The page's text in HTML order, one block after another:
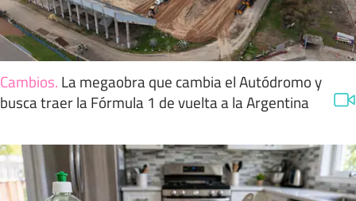
Cambios. La megaobra que cambia el Autódromo y
busca traer la Fórmula 1 de vuelta a la Argentina